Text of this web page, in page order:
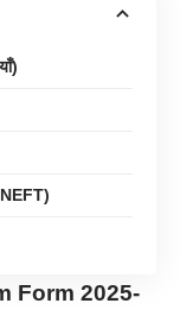
Form 2025-